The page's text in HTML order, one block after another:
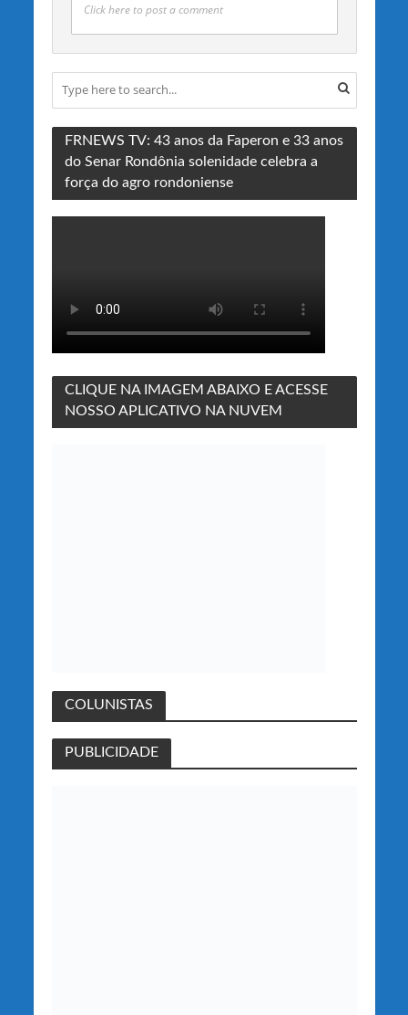
Click here to post a comment
FRNEWS TV: 43 anos da Faperon e 33 anos
do Senar Rondônia solenidade celebra a
força do agro rondoniense
CLIQUE NA IMAGEM ABAIXO E ACESSE
NOSSO APLICATIVO NA NUVEM
COLUNISTAS
PUBLICIDADE